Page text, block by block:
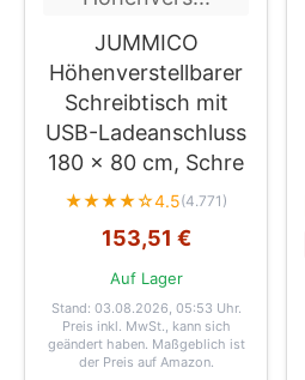
JUMMICO
Höhenverstellbarer
Schreibtisch mit
USB-Ladeanschluss
180 x 80 cm, Schre
★★★★☆4.5(4.771)
153,51 €
Auf Lager
Stand: 03.08.2026, 05:53 Uhr.
Preis inkl. MwSt., kann sich
geändert haben. Maßgeblich ist
der Preis auf Amazon.